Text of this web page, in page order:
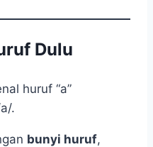
Dulu
huruf “a”
.
bunyi huruf,